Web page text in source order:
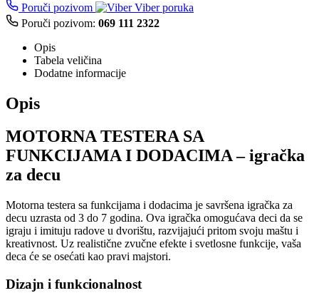
Poruči pozivom
Viber poruka
Poruči pozivom: 069 111 2322
Opis
Tabela veličina
Dodatne informacije
Opis
MOTORNA TESTERA SA
FUNKCIJAMA I DODACIMA – igračka
za decu
Motorna testera sa funkcijama i dodacima je savršena igračka za
decu uzrasta od 3 do 7 godina. Ova igračka omogućava deci da se
igraju i imituju radove u dvorištu, razvijajući pritom svoju maštu i
kreativnost. Uz realistične zvučne efekte i svetlosne funkcije, vaša
deca će se osećati kao pravi majstori.
Dizajn i funkcionalnost